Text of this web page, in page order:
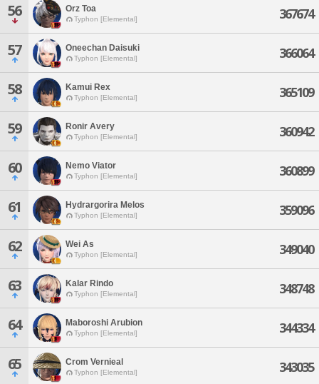
56 Orz Toa
Typhon [Elemental] 367674
57 Oneechan Daisuki
Typhon [Elemental] 366064
58 Kamui Rex
Typhon [Elemental] 365109
59 Ronir Avery
Typhon [Elemental] 360942
60 Nemo Viator
Typhon [Elemental] 360899
61 Hydrargorira Melos
Typhon [Elemental] 359096
62 Wei As
Typhon [Elemental] 349040
63 Kalar Rindo
Typhon [Elemental] 348748
64 Maboroshi Arubion
Typhon [Elemental] 344334
65 Crom Vernieal
Typhon [Elemental] 343035